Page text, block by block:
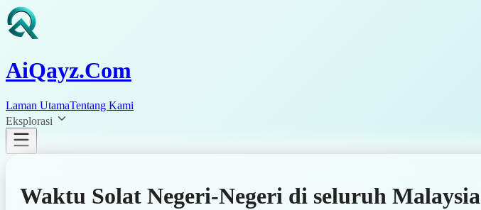
AiQayz.Com
Laman UtamaTentang Kami
Eksplorasi
Waktu Solat Negeri-Negeri di seluruh Malaysia